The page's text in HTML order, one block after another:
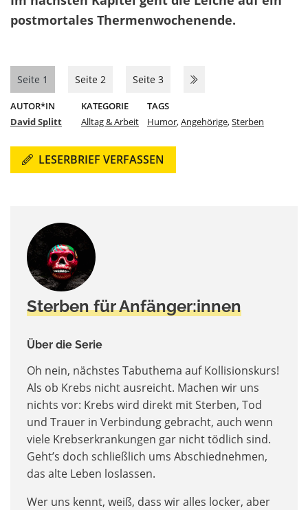
postmortales Thermenwochenende.
Seite 1 Seite 2 Seite 3
AUTOR*IN
David Splitt
KATEGORIE
Alltag & Arbeit
TAGS
Humor,Angehörige,Sterben
LESERBRIEF VERFASSEN
Sterben für Anfänger:innen
Über die Serie
Oh nein, nächstes Tabuthema auf Kollisionskurs!
Als ob Krebs nicht ausreicht. Machen wir uns
nichts vor: Krebs wird direkt mit Sterben, Tod
und Trauer in Verbindung gebracht, auch wenn
viele Krebserkrankungen gar nicht tödlich sind.
Geht’s doch schließlich ums Abschiednehmen,
das alte Leben loslassen.
Wer uns kennt, weiß, dass wir alles locker, aber